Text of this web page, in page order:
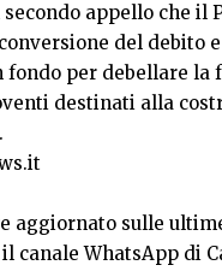
secondo appello che il
del debito
fondo per debellare la
destinati alla
aggiornato sulle
canale WhatsApp di